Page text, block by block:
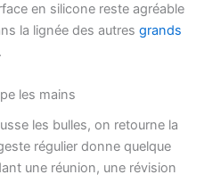
en silicone reste agréable
la lignée des autres grands
les mains
les bulles, on retourne la
régulier donne quelque
une réunion, une révision